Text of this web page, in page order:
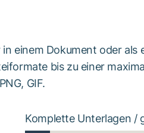
einem Dokument oder als
bis zu einer
GIF.
Komplette Unterlagen /